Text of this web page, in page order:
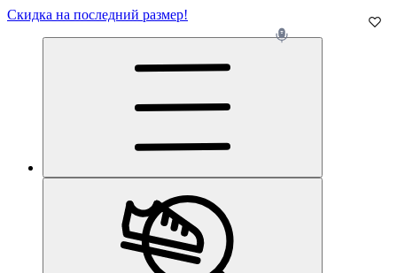
Скидка на последний размер!